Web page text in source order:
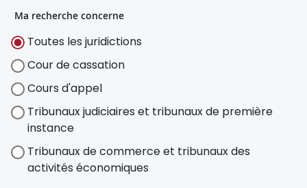
Ma recherche concerne
Toutes les juridictions
Cour de cassation
Cours d'appel
Tribunaux judiciaires et tribunaux de première
instance
Tribunaux de commerce et tribunaux des
activités économiques